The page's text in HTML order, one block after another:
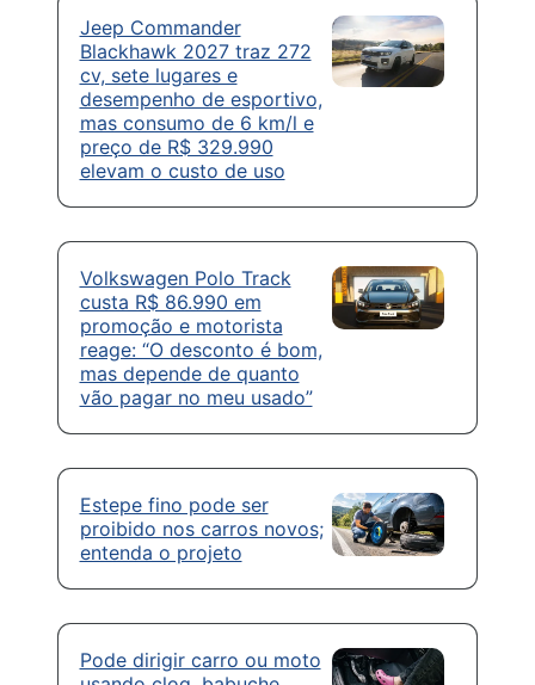
Jeep Commander
Blackhawk 2027 traz 272
cv, sete lugares e
desempenho de esportivo,
mas consumo de 6 km/l e
preço de R$ 329.990
elevam o custo de uso
Volkswagen Polo Track
custa R$ 86.990 em
promoção e motorista
reage: “O desconto é bom,
mas depende de quanto
vão pagar no meu usado”
Estepe fino pode ser
proibido nos carros novos;
entenda o projeto
Pode dirigir carro ou moto